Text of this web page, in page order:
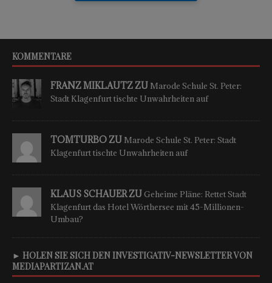
KOMMENTARE
FRANZ MIKLAUTZ ZU Marode Schule St. Peter:
Stadt Klagenfurt tischte Unwahrheiten auf
TOMTURBO ZU Marode Schule St. Peter: Stadt
Klagenfurt tischte Unwahrheiten auf
KLAUS SCHAUER ZUGeheime Pläne: Rettet Stadt
Klagenfurt das Hotel Wörthersee mit 45-Millionen-
Umbau?
► HOLEN SIE SICH DEN INVESTIGATIV-NEWSLETTER VON
MEDIAPARTIZAN.AT